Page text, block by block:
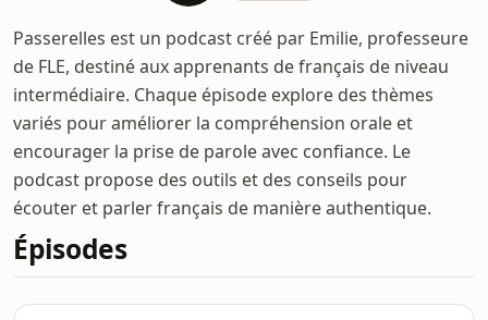
Passerelles est un podcast créé par Emilie, professeure
de FLE, destiné aux apprenants de français de niveau
intermédiaire. Chaque épisode explore des thèmes
variés pour améliorer la compréhension orale et
encourager la prise de parole avec confiance. Le
podcast propose des outils et des conseils pour
écouter et parler français de manière authentique.
Épisodes